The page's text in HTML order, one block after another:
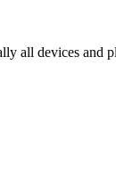
all devices and